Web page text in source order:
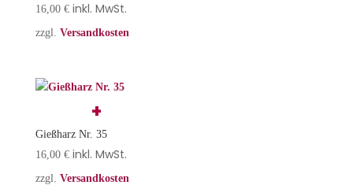
16,00 € inkl. MwSt.
zzgl. Versandkosten
Gießharz Nr. 35
16,00 € inkl. MwSt.
zzgl. Versandkosten